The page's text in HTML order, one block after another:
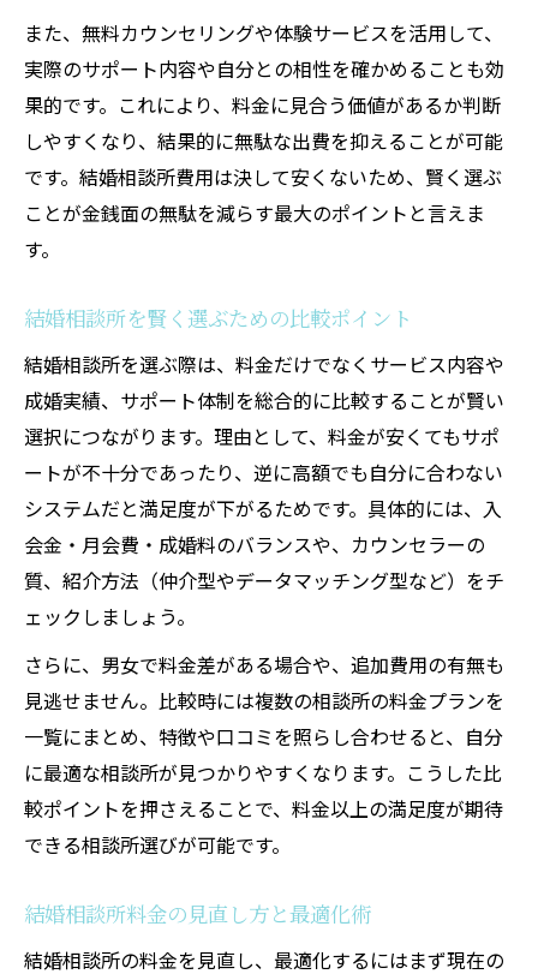
また、無料カウンセリングや体験サービスを活用して、
実際のサポート内容や自分との相性を確かめることも効
果的です。これにより、料金に見合う価値があるか判断
しやすくなり、結果的に無駄な出費を抑えることが可能
です。結婚相談所費用は決して安くないため、賢く選ぶ
ことが金銭面の無駄を減らす最大のポイントと言えま
す。
結婚相談所を賢く選ぶための比較ポイント
結婚相談所を選ぶ際は、料金だけでなくサービス内容や
成婚実績、サポート体制を総合的に比較することが賢い
選択につながります。理由として、料金が安くてもサポ
ートが不十分であったり、逆に高額でも自分に合わない
システムだと満足度が下がるためです。具体的には、入
会金・月会費・成婚料のバランスや、カウンセラーの
質、紹介方法（仲介型やデータマッチング型など）をチ
ェックしましょう。
さらに、男女で料金差がある場合や、追加費用の有無も
見逃せません。比較時には複数の相談所の料金プランを
一覧にまとめ、特徴や口コミを照らし合わせると、自分
に最適な相談所が見つかりやすくなります。こうした比
較ポイントを押さえることで、料金以上の満足度が期待
できる相談所選びが可能です。
結婚相談所料金の見直し方と最適化術
結婚相談所の料金を見直し、最適化するにはまず現在の